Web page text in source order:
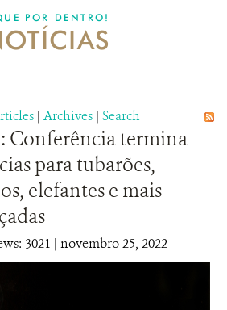
POR DENTRO!
| Archives | Search
Conferência termina
para tubarões,
elefantes e mais
3021 | novembro 25, 2022